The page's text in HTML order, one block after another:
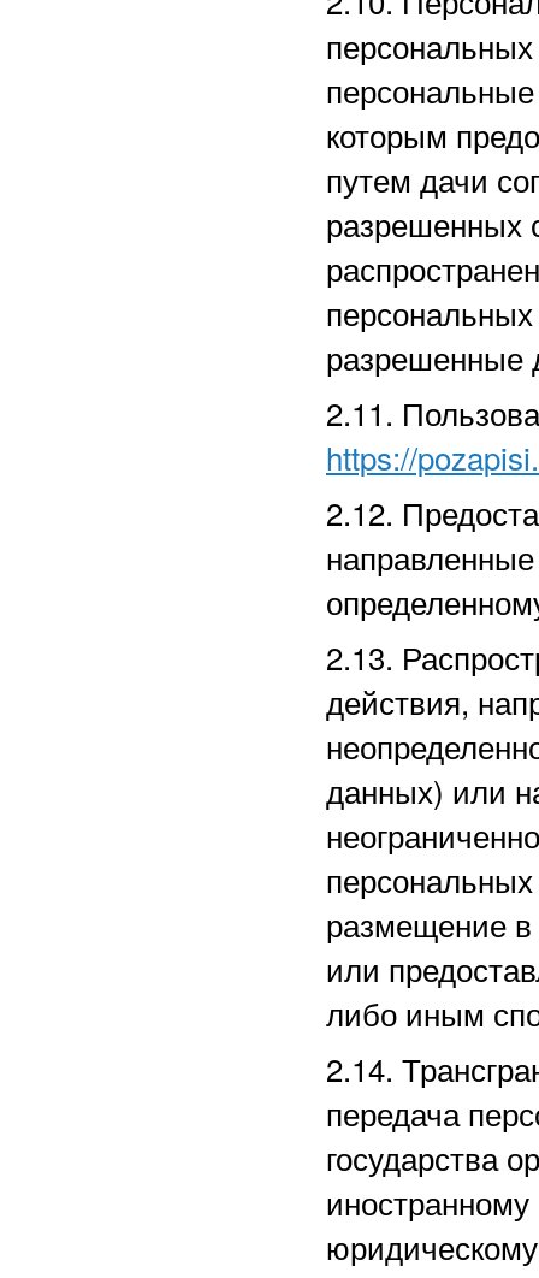
персональные
которым
путем дачи
разрешенных
разрешенные
2.11.
https://
2.12.
2.13.
действия,
данных) или
размещение
или
либо иным
2.14.
передача
государства